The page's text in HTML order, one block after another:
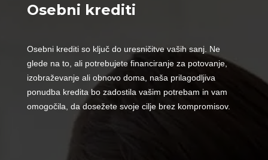
Osebni krediti
Osebni krediti so ključ do uresničitve vaših sanj. Ne
glede na to, ali potrebujete financiranje za potovanje,
izobraževanje ali obnovo doma, naša prilagodljiva
ponudba kredita bo zadostila vašim potrebam in vam
omogočila, da dosežete svoje cilje brez kompromisov.